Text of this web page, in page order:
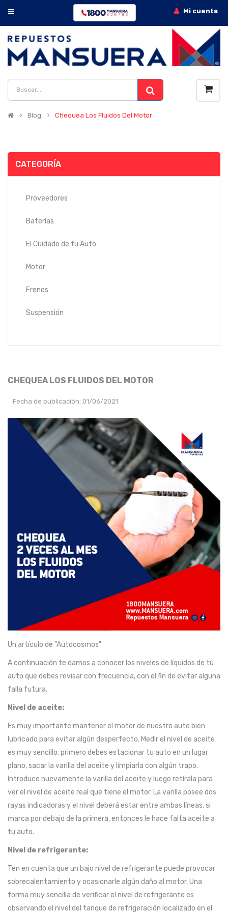
Mi cuenta
Blog Chequea Los Fluidos Del Motor
CATEGORÍA
Proveedores
Baterías
El Cuidado de tu Auto
Motor
Frenos
Suspensión
CHEQUEA LOS FLUIDOS DEL MOTOR
Fecha de publicación: 01/06/2021
Un artículo de "Autocosmos"
A continuación te damos a conocer los niveles de líquidos de tú
auto que debes revisar con frecuencia, con el fin de evitar alguna
falla futura.
Nivel de aceite:
Es muy importante mantener el motor de nuestro auto bien
lubricado para evitar algún desperfecto. Medir el nivel de aceite
es muy sencillo, primero debes estacionar tu auto en un lugar
plano, sacar la varilla del aceite y límpiarla con algún trapo.
Introduce nuevamente la varilla del aceite y luego retírala para
ver el nivel de aceite real que tiene el motor. La varilla posee dos
rayas indicadoras y el nivel deberá estar entre ambas líneas, si
marca por debajo de la primera, entonces le hace falta aceite a
tu auto.
Nivel de refrigerante:
Ten en cuenta que un bajo nivel de refrigerante puede provocar
sobrecalentamiento y ocasionarle algún daño al motor. Una
forma muy sencilla de verificar el nivel de refrigerante es
observando el nivel del tanque de refrigeración localizado en el